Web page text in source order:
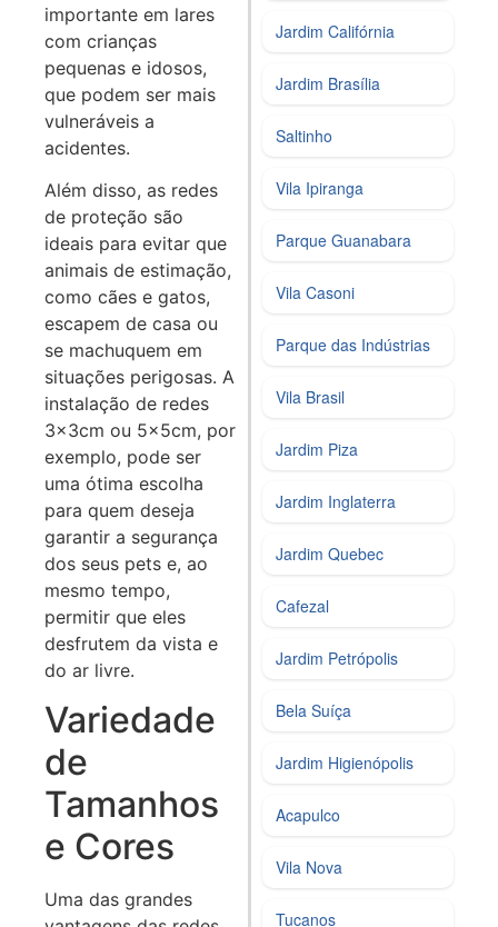
importante em lares
com crianças
pequenas e idosos,
que podem ser mais
vulneráveis a
acidentes.
Além disso, as redes
de proteção são
ideais para evitar que
animais de estimação,
como cães e gatos,
escapem de casa ou
se machuquem em
situações perigosas. A
instalação de redes
3x3cm ou 5x5cm, por
exemplo, pode ser
uma ótima escolha
para quem deseja
garantir a segurança
dos seus pets e, ao
mesmo tempo,
permitir que eles
desfrutem da vista e
do ar livre.
Variedade
de
Tamanhos
e Cores
Uma das grandes
Jardim Califórnia
Jardim Brasília
Saltinho
Vila Ipiranga
Parque Guanabara
Vila Casoni
Parque das Indústrias
Vila Brasil
Jardim Piza
Jardim Inglaterra
Jardim Quebec
Cafezal
Jardim Petrópolis
Bela Suíça
Jardim Higienópolis
Acapulco
Vila Nova
Tucanos